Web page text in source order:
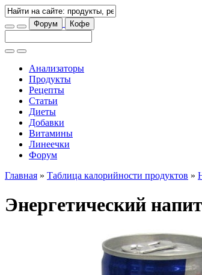
Форум Кофе
Анализаторы
Продукты
Рецепты
Статьи
Диеты
Добавки
Витамины
Линеечки
Форум
Главная » Таблица калорийности продуктов »
Энергетический